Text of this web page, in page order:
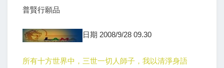
普賢行願品
日期 2008/9/28 09.30
所有十方世界中，三世一切人師子，我以清淨身語